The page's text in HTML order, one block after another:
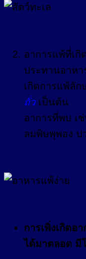
อาการแพ้ที่เ
ประทานอาหา
เกิดการแพ้ลั
ถั่ว เป็นต้น
อาการที่พบ เ
ลมพิษพุพอง ป
การเพิ่งเกิดอ
ได้มาตลอด มี